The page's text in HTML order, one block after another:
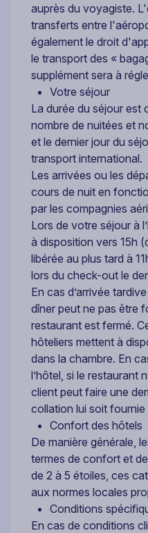
auprès du voyagiste.
transferts entre
également le droit
le transport des «
supplément sera à
Votre séjour
La durée du séjour est
nombre de nuitées et
et le dernier jour du
transport international.
Les arrivées ou les
cours de nuit en
par les compagnies
Lors de votre séjour à
à disposition vers 15h
libérée au plus tard à
lors du check-out le
En cas d’arrivée
dîner peut ne pas être
restaurant est fermé.
hôteliers mettent à
dans la chambre. En
l’hôtel, si le restaurant
client peut faire une
collation lui soit
Confort des hôtels
De manière générale,
termes de confort et
de 2 à 5 étoiles, ces
aux normes locales
Conditions
En cas de conditions